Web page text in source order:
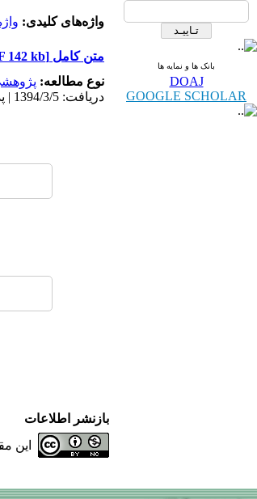
بانک ها و نمایه ها
DOAJ
GOOGLE SCHOLAR
واژه‌های کلیدی:
متن کامل [PDF 142 kb]
نوع مطالعه:
دریافت: 1394/3/5 | پذیرش: 1394/3/5 | انتشار: 1394/3/5
بازنشر اطلاعات
این